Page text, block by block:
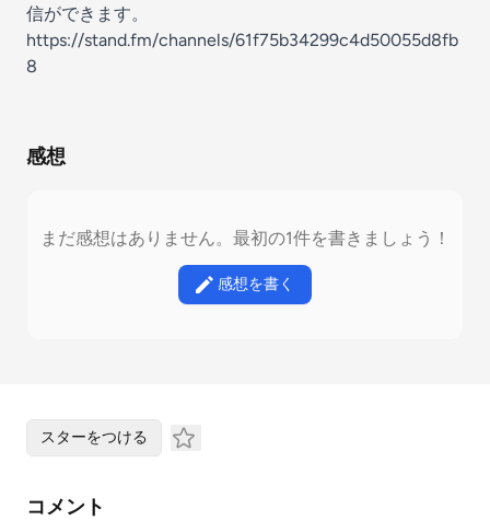
信ができます。
https://stand.fm/channels/61f75b34299c4d50055d8fb
8
感想
まだ感想はありません。最初の1件を書きましょう！
感想を書く
スターをつける
コメント